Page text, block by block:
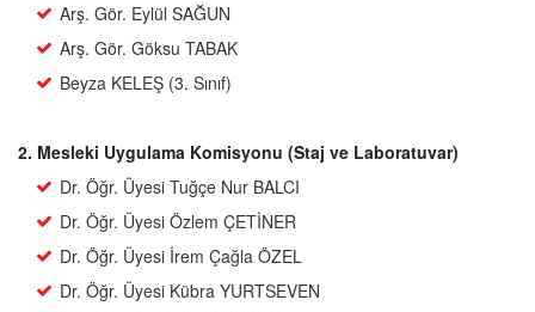
Arş. Gör. Eylül SAĞUN
Arş. Gör. Göksu TABAK
Beyza KELEŞ (3. Sınıf)
2. Mesleki Uygulama Komisyonu (Staj ve Laboratuvar)
Dr. Öğr. Üyesi Tuğçe Nur BALCI
Dr. Öğr. Üyesi Özlem ÇETİNER
Dr. Öğr. Üyesi İrem Çağla ÖZEL
Dr. Öğr. Üyesi Kübra YURTSEVEN